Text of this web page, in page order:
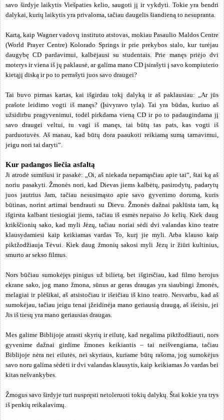
savo širdyje laikytis Viešpaties kelio, saugoti jį ir vykdyti. Tokie yra bendri
dalykai, kurių laikytis yra privaloma, tačiau daugelis šiandieną to nesupranta.
Kartą, kaip Wagner vadovų instituto atstovas, mokiau Pasaulio Maldos Centre
(World Prayer Centre) Kolorado Springs ir prie prekybos stalo, kur turėjau
daugybę CD pardavimui, kalbėjausi su studentais. Prie manęs priėjo dvi
moterys ir viena iš jų paklausė, ar galima mano CD įsirašyti į savo kompiuterio
kietąjį diską ir po to perrašyti juos savo draugei?
Tai buvo pirmas kartas, kai išgirdau tokį dalyką ir aš paklausiau: „Ar jūs
prašote leidimo vogti iš manęs? (Įsivyravo tyla). Tai yra būdas, kuriuo aš
užsidirbu pragyvenimui, todėl pirkdama vieną CD ir po to padaugindama jį
savo draugei veltui, tu vagi iš manęs, tai būtų tas pats, kas vogti iš
parduotuvės. Aš manau, kad būtų dora paaukoti reikiamą sumą tarnavimui,
jeigu nori tai daryti“.
Kur padangos liečia asfaltą
Ji atrodė sumišusi ir pasakė: „Oi, aš niekada nepamąsčiau apie tai“, štai ką aš
noriu pasakyti. Žmonės nori, kad Dievas jiems kalbėtų, pasirodytų, padarytų
juos jautrius Jam, tačiau nesusimąsto apie savo gyvenimo dorumą, kuris
būtinas, norint artimai bendrauti su Dievu. Žmonės dažnai paklūsta tam, ką
išgirsta kalbant tiesiogiai jiems, tačiau iš esmės nepaiso Jo kelių. Kiek daug
krikščionių sako, kad myli Jėzų, tačiau noriai sėdi dvi valandas kino teatre
klausydamiesi kaip keikiamas vardas To, kurį jie myli. Arba klauso kaip
piktžodžiauja Tėvui. Kiek daug žmonių sakosi myli Jėzų ir žiūri kultinius,
smurto ar sekso filmus.
Nors būčiau sumokėjęs pinigus už bilietą, bet išgirsčiau, kad filmo herojus
ekrane sako, jog mano žmona, sūnus ar geras draugas yra siaubingi žmonės,
melagiai ir plėšikai, aš atsistočiau ir išeičiau iš kino teatro. Nesvarbu, kad aš
sumokėjau, tačiau jeigu tenai įžeidinėja mano geriausią draugą, aš išeisiu, jei
Jis iš tiesų yra mano geriausias draugas.
Mes galime Biblijoje atrasti skyrių ir eilutę, kad negalima piktžodžiauti, nors
gyvenime dažnai girdime žmones keikiantis – tai neišvengiama, tačiau
Biblijoje nėra nei eilutės, nei skyriaus, kuriame būtų rašoma, jog sumokėjus
savo noru galima sėdėti ir dvi valandas klausytis, kaip keikiamas Jo vardas bei
kitas nešvankybes.
Žmogus savo širdyje turi nuspręsti netoleruoti tokių dalykų. Štai kokie yra trys
iš penkių reikalavimų.